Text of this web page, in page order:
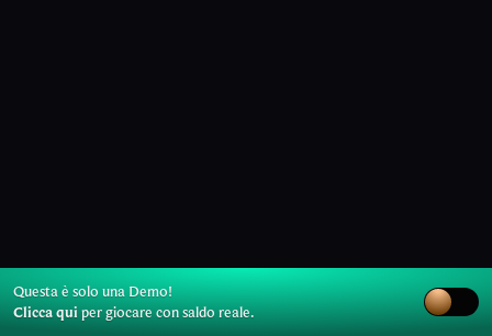
Questa è solo una Demo!
Clicca qui per giocare con saldo reale.